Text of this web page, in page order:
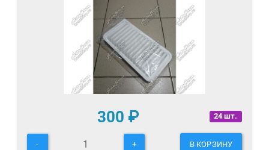
24 шт.
300 ₽
- + В КОРЗИНУ